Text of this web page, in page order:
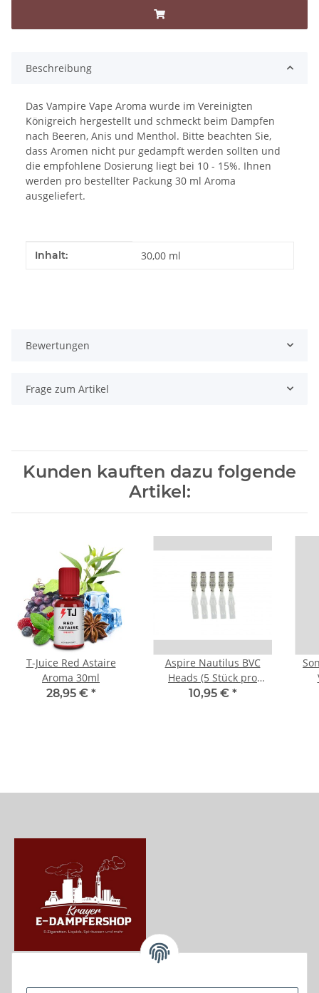
Beschreibung
Das Vampire Vape Aroma wurde im Vereinigten
Königreich hergestellt und schmeckt beim Dampfen
nach Beeren, Anis und Menthol. Bitte beachten Sie,
dass Aromen nicht pur gedampft werden sollten und
die empfohlene Dosierung liegt bei 10 - 15%. Ihnen
werden pro bestellter Packung 30 ml Aroma
ausgeliefert.
Produkteigenschaft
Wert
Inhalt: 30,00 ml
Bewertungen
Frage zum Artikel
Kunden kauften dazu folgende
Artikel:
T-Juice Red Astaire
Aroma 30ml
28,95 € *
Aspire Nautilus BVC
Heads (5 Stück pro
Packung) 1,8 Ohm
10,95 € *